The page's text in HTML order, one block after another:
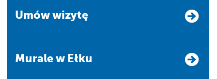
Umów wizytę
Murale w Ełku